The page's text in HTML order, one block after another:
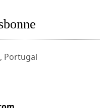
Portugal